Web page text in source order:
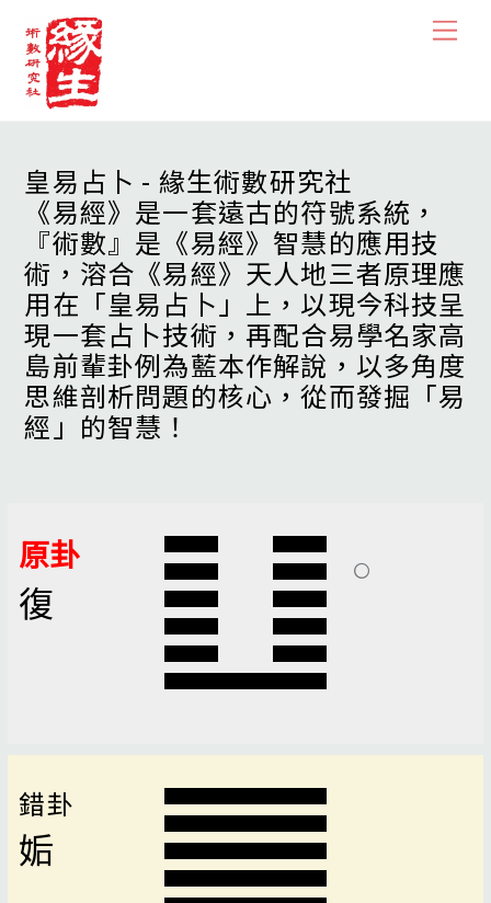
content
皇易占卜 - 緣生術數研究社
《易經》是一套遠古的符號系統，
『術數』是《易經》智慧的應用技
術，溶合《易經》天人地三者原理應
用在「皇易占卜」上，以現今科技呈
現一套占卜技術，再配合易學名家高
島前輩卦例為藍本作解說，以多角度
思維剖析問題的核心，從而發掘「易
經」的智慧！
原卦
復
錯卦
姤